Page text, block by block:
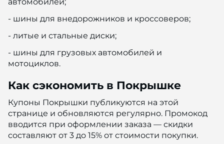
- шины для внедорожников и кроссоверов;
- литые и стальные диски;
- шины для грузовых автомобилей и
мотоциклов.
Как сэкономить в Покрышке
Купоны Покрышки публикуются на этой
странице и обновляются регулярно. Промокод
вводится при оформлении заказа — скидки
составляют от 3 до 15% от стоимости покупки.